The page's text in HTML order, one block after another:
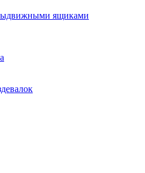
ящиками